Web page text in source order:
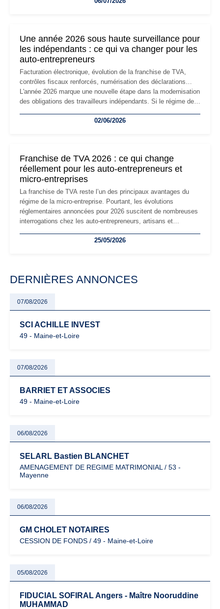
Une année 2026 sous haute surveillance pour
les indépendants : ce qui va changer pour les
auto-entrepreneurs
Facturation électronique, évolution de la franchise de TVA,
contrôles fiscaux renforcés, numérisation des déclarations…
L'année 2026 marque une nouvelle étape dans la modernisation
des obligations des travailleurs indépendants. Si le régime de
les auto-entrepreneurs devront s'adapter à un environnement
02/06/2026
Franchise de TVA 2026 : ce qui change
réellement pour les auto-entrepreneurs et
micro-entreprises
La franchise de TVA reste l’un des principaux avantages du
régime de la micro-entreprise. Pourtant, les évolutions
réglementaires annoncées pour 2026 suscitent de nombreuses
interrogations chez les auto-entrepreneurs, artisans et
facturation ou risque de bascule vers la TVA : les règles
25/05/2026
DERNIÈRES ANNONCES
07/08/2026
SCI ACHILLE INVEST
49 - Maine-et-Loire
07/08/2026
BARRIET ET ASSOCIES
49 - Maine-et-Loire
06/08/2026
SELARL Bastien BLANCHET
AMENAGEMENT DE REGIME MATRIMONIAL / 53 -
Mayenne
06/08/2026
GM CHOLET NOTAIRES
CESSION DE FONDS / 49 - Maine-et-Loire
05/08/2026
FIDUCIAL SOFIRAL Angers - Maître Nooruddine
MUHAMMAD